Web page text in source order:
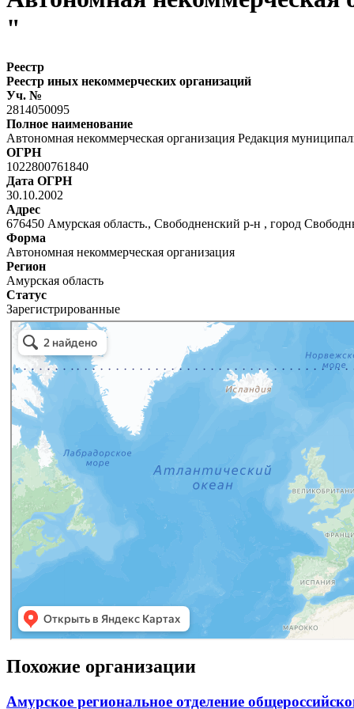
"
Реестр
Реестр иных некоммерческих организаций
Уч. №
2814050095
Полное наименование
Автономная некоммерческая организация Редакция
ОГРН
1022800761840
Дата ОГРН
30.10.2002
Адрес
676450 Амурская область., Свободненский р-н , город
Форма
Автономная некоммерческая организация
Регион
Амурская область
Статус
Зарегистрированные
Похожие организации
Амурское региональное отделение